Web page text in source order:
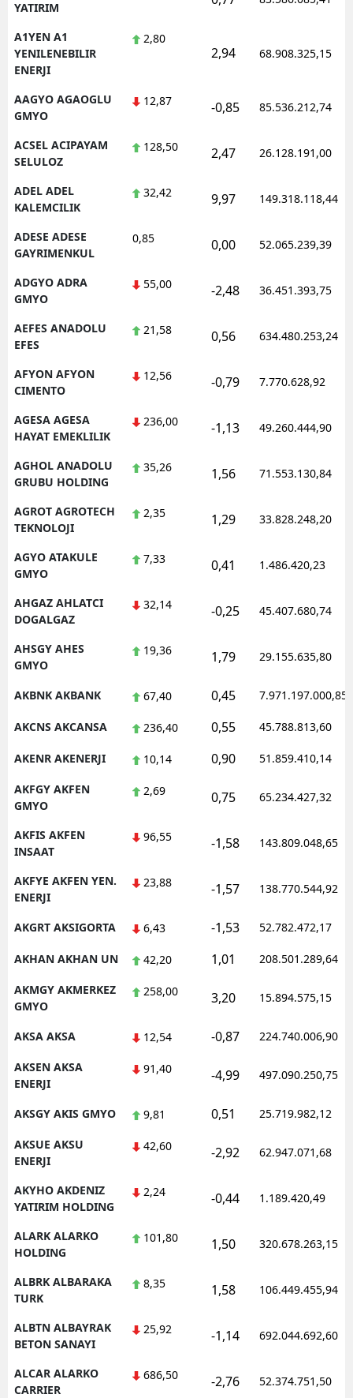
Elazığ
Erzurum
Eskişehir
Gümüşhane
Isparta
Mersin
Kars
Kırklareli
Kütahya
Malatya
Manisa
Kahramanmaraş
Muş
Nevşehir
Niğde
Ordu
Sinop
Tokat
Uşak
YATIRIM
A1YEN A1
YENILENEBILIR
ENERJI
2,80
2,94 68.908.325,15
AAGYO AGAOGLU
GMYO
12,87 -0,85 85.536.212,74
ACSEL ACIPAYAM
SELULOZ
128,50 2,47 26.128.191,00
ADEL ADEL
KALEMCILIK
32,42 9,97 149.318.118,44
ADESE ADESE
GAYRIMENKUL
0,85 0,00 52.065.239,39
ADGYO ADRA
GMYO
55,00 -2,48 36.451.393,75
AEFES ANADOLU
EFES
21,58 0,56 634.480.253,24
AFYON AFYON
CIMENTO
12,56 -0,79 7.770.628,92
AGESA AGESA
HAYAT EMEKLILIK
236,00 -1,13 49.260.444,90
AGHOL ANADOLU
GRUBU HOLDING
35,26 1,56 71.553.130,84
AGROT AGROTECH
TEKNOLOJI
2,35 1,29 33.828.248,20
AGYO ATAKULE
GMYO
7,33 0,41 1.486.420,23
AHGAZ AHLATCI
DOGALGAZ
32,14 -0,25 45.407.680,74
AHSGY AHES
GMYO
19,36 1,79 29.155.635,80
AKBNK AKBANK 67,40 0,45 7.971.197.000,85
AKCNS AKCANSA 236,40 0,55 45.788.813,60
AKENR AKENERJI 10,14 0,90 51.859.410,14
AKFGY AKFEN
GMYO
2,69 0,75 65.234.427,32
AKFIS AKFEN
INSAAT
96,55 -1,58 143.809.048,65
AKFYE AKFEN YEN.
ENERJI
23,88 -1,57 138.770.544,92
AKGRT AKSIGORTA 6,43 -1,53 52.782.472,17
AKHAN AKHAN UN 42,20 1,01 208.501.289,64
AKMGY AKMERKEZ
GMYO
258,00 3,20 15.894.575,15
AKSA AKSA 12,54 -0,87 224.740.006,90
AKSEN AKSA
ENERJI
91,40 -4,99 497.090.250,75
AKSGY AKIS GMYO 9,81 0,51 25.719.982,12
AKSUE AKSU
ENERJI
42,60 -2,92 62.947.071,68
AKYHO AKDENIZ
YATIRIM HOLDING
2,24 -0,44 1.189.420,49
ALARK ALARKO
HOLDING
101,80 1,50 320.678.263,15
ALBRK ALBARAKA
TURK
8,35 1,58 106.449.455,94
ALBTN ALBAYRAK
BETON SANAYI
25,92 -1,14 692.044.692,60
ALCAR ALARKO
CARRIER
686,50 -2,76 52.374.751,50